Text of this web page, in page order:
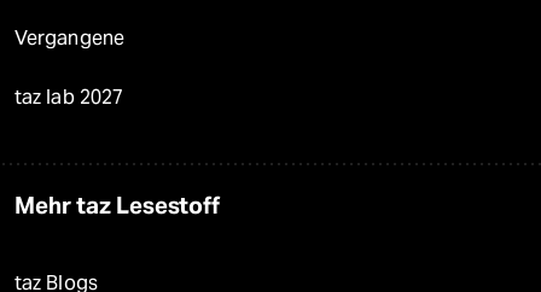
Vergangene
taz lab 2027
Mehr taz Lesestoff
taz Blogs